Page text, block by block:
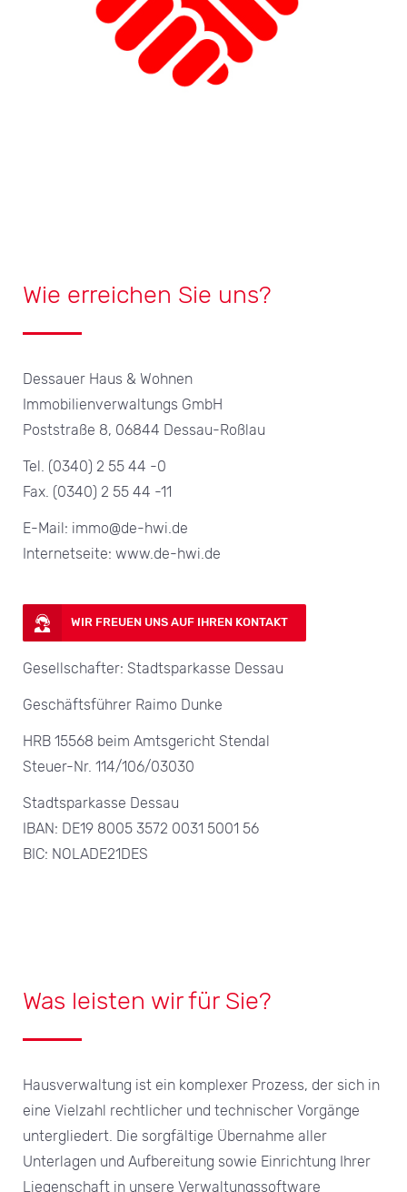
Wie erreichen Sie uns?
Dessauer Haus & Wohnen
Immobilienverwaltungs GmbH
Poststraße 8, 06844 Dessau-Roßlau
Tel. (0340) 2 55 44 -0
Fax. (0340) 2 55 44 -11
E-Mail: immo@de-hwi.de
Internetseite: www.de-hwi.de
WIR FREUEN UNS AUF IHREN KONTAKT
Gesellschafter: Stadtsparkasse Dessau
Geschäftsführer Raimo Dunke
HRB 15568 beim Amtsgericht Stendal
Steuer-Nr. 114/106/03030
Stadtsparkasse Dessau
IBAN: DE19 8005 3572 0031 5001 56
BIC: NOLADE21DES
Was leisten wir für Sie?
Hausverwaltung ist ein komplexer Prozess, der sich in
eine Vielzahl rechtlicher und technischer Vorgänge
untergliedert. Die sorgfältige Übernahme aller
Unterlagen und Aufbereitung sowie Einrichtung Ihrer
Liegenschaft in unsere Verwaltungssoftware